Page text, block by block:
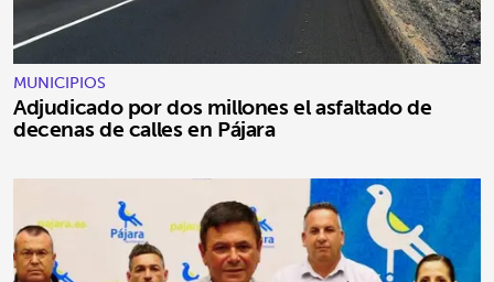
MUNICIPIOS
Adjudicado por dos millones el asfaltado de
decenas de calles en Pájara